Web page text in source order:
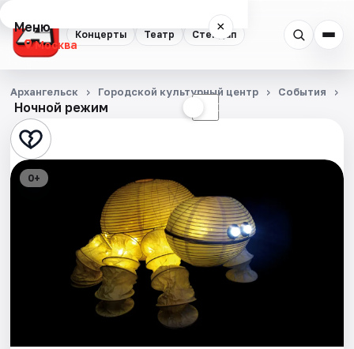
Концерты Театр Стендап
Меню ×
Москва
Концерты
Театр
Стендап
Площадки
Ночной режим ☾
Архангельск Городской культурный центр События
0+